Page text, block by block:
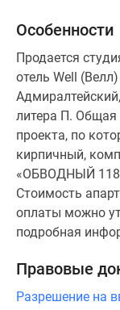
Особенности
Продается
отель Well
литера П. Общая
проекта, по
кирпичный,
«ОБВОДНЫЙ
Стоимость
оплаты можно
подробная
Правовые
Разрешение на